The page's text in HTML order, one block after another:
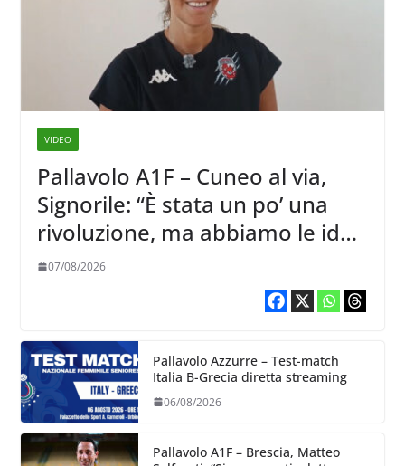
VIDEO
Pallavolo A1F – Cuneo al via,
Signorile: “È stata un po’ una
rivoluzione, ma abbiamo le idee
chiare siu cosa vogliamo fare”
07/08/2026
Pallavolo Azzurre – Test-match
Italia B-Grecia diretta streaming
06/08/2026
Pallavolo A1F – Brescia, Matteo